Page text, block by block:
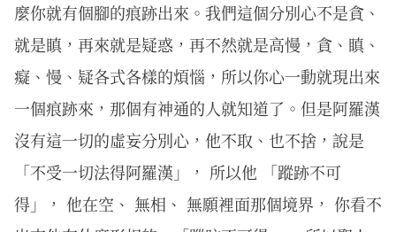
麼你就有個腳的痕跡出來。我們這個分別心不是貪、
就是瞋，再來就是疑惑，再不然就是高慢，貪、瞋、
癡、慢、疑各式各樣的煩惱，所以你心一動就現出來
一個痕跡來，那個有神通的人就知道了。但是阿羅漢
沒有這一切的虛妄分別心，他不取、也不捨，說是
「不受一切法得阿羅漢」， 所以他 「蹤跡不可
得」， 他在空、 無相、 無願裡面那個境界， 你看不